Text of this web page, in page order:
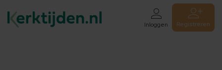
Inloggen Registreren